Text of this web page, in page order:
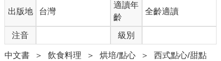
出版地 台灣
適讀年
齡
全齡適讀
注音 級別
中文書 ＞ 飲食料理 ＞ 烘培/點心 ＞ 西式點心/甜點